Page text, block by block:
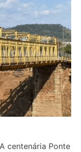
centenária Ponte